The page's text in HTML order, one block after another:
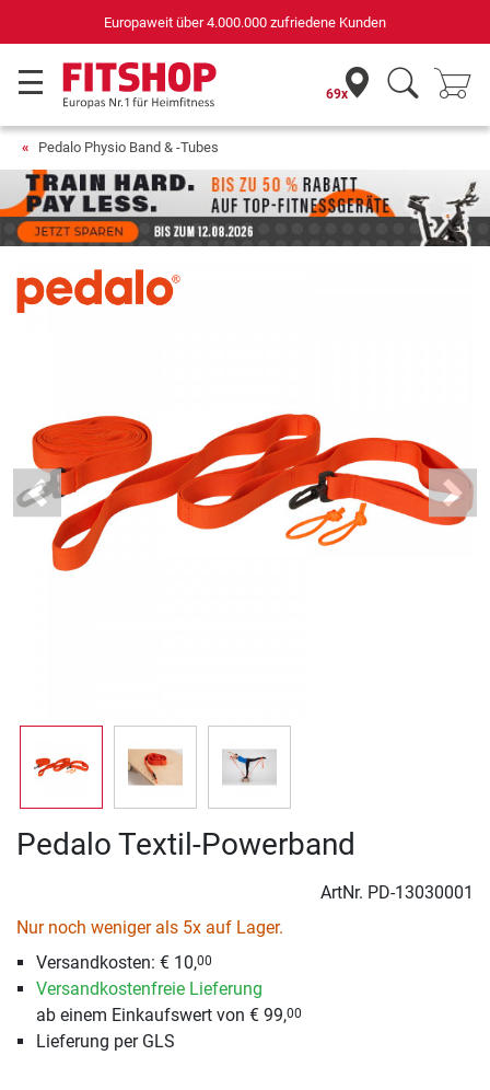
für Sportgeräte (n-tv+DISQ 2016-2024)
69x
Pedalo Physio Band & -Tubes
Previous Next
Pedalo Textil-Powerband
ArtNr. PD-13030001
Nur noch weniger als 5x auf Lager.
Versandkosten: € 10,00
Versandkostenfreie Lieferung
ab einem Einkaufswert von € 99,00
Lieferung per GLS